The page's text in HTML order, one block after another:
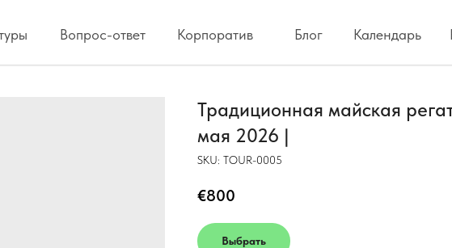
Календарь
Блог
Корпоратив
Вопрос-ответ
Традиционная майская
мая 2026 |
SKU: TOUR-0005
€800
Выбрать